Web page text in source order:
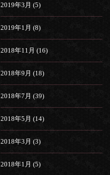
2019年3月 (5)
2019年1月 (8)
2018年11月 (16)
2018年9月 (18)
2018年7月 (39)
2018年5月 (14)
2018年3月 (3)
2018年1月 (5)